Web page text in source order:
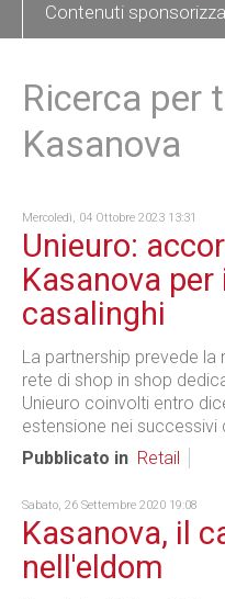
Contenuti
Ricerca per
Kasanova
Mercoledì, 04 Ottobre 2023 13:31
Unieuro:
Kasanova
casalinghi
La partnership prevede la
rete di shop in shop
Unieuro coinvolti entro
estensione nei successivi
Pubblicato in Retail
Sabato, 26 Settembre 2020 19:08
Kasanova, il
nell'eldom